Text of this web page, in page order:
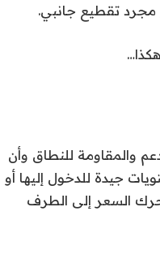
مجرد تقطيع جانبي.
والمقاومة للنطاق وأن
جيدة للدخول إليها أو
السعر إلى الطرف